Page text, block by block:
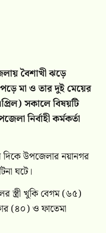
বৈশাখী ঝড়ে
মা ও তার দুই মেয়ের
সকালে বিষয়টি
নির্বাহী কর্মকর্তা
উপজেলার নয়ানগর
ঘটে।
স্ত্রী খুকি বেগম (৬৫)
(৪০) ও ফাতেমা